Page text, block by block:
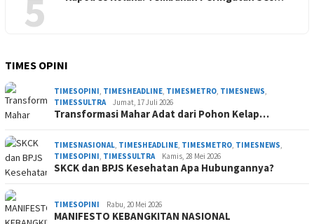
5
TIMES OPINI
TIMESOPINI, TIMESHEADLINE, TIMESMETRO, TIMESNEWS,
TIMESSULTRA
Jumat, 17 Juli 2026
Transformasi Mahar Adat dari Pohon Kelap…
TIMESNASIONAL, TIMESHEADLINE, TIMESMETRO, TIMESNEWS,
TIMESOPINI, TIMESSULTRA Kamis, 28 Mei 2026
SKCK dan BPJS Kesehatan Apa Hubungannya?
TIMESOPINI Rabu, 20 Mei 2026
MANIFESTO KEBANGKITAN NASIONAL